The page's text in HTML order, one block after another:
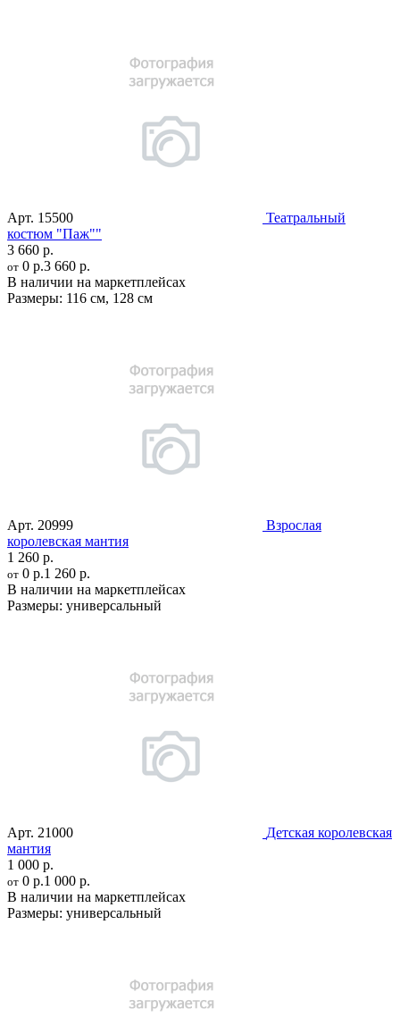
Арт. 15500
Театральный
костюм "Паж""
3 660 р.
от 0 р.3 660 р.
В наличии на маркетплейсах
Размеры: 116 см, 128 см
Арт. 20999
Взрослая
королевская мантия
1 260 р.
от 0 р.1 260 р.
В наличии на маркетплейсах
Размеры: универсальный
Арт. 21000
Детская королевская
мантия
1 000 р.
от 0 р.1 000 р.
В наличии на маркетплейсах
Размеры: универсальный